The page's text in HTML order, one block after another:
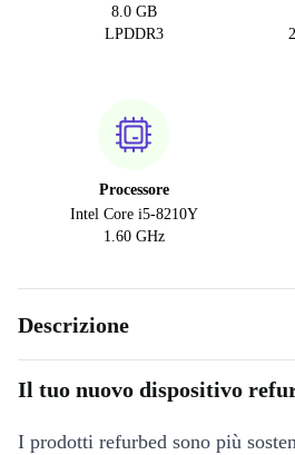
8.0 GB
LPDDR3
Processore
Intel Core i5-8210Y
1.60 GHz
Descrizione
Il tuo nuovo dispositivo
I prodotti refurbed sono più